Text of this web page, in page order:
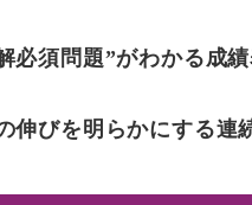
必須問題”がわかる成
伸びを明らかにする連